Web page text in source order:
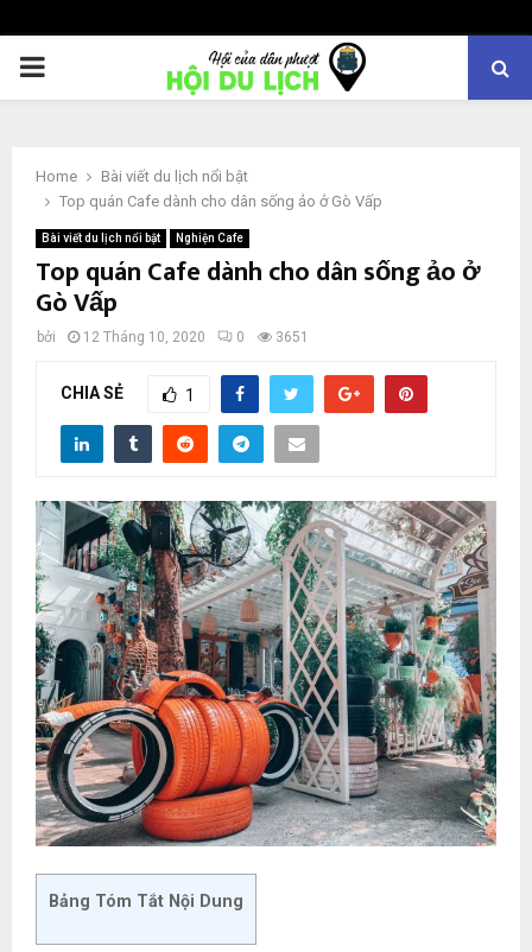
PRIMARY
Home
Bài viết du lịch nổi bật
Top quán Cafe dành cho dân sống ảo ở Gò Vấp
Bài viết du lịch nổi bật Nghiện Cafe
Top quán Cafe dành cho dân sống ảo ở
Gò Vấp
bởi 12 Tháng 10, 2020 0 3651
CHIA SẺ 1
Bảng Tóm Tắt Nội Dung